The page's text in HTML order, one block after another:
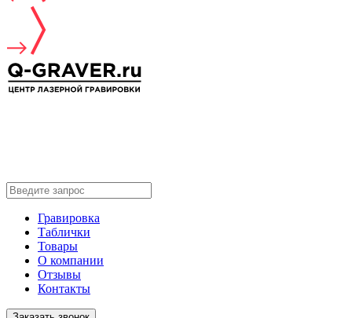
Гравировка
Таблички
Товары
О компании
Отзывы
Контакты